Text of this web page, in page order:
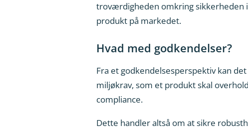
troværdigheden omkring
produkt på markedet.
Hvad med godkendelser?
Fra et godkendelsesperspektiv kan
miljøkrav, som et produkt skal
compliance.
Dette handler altså om at sikre